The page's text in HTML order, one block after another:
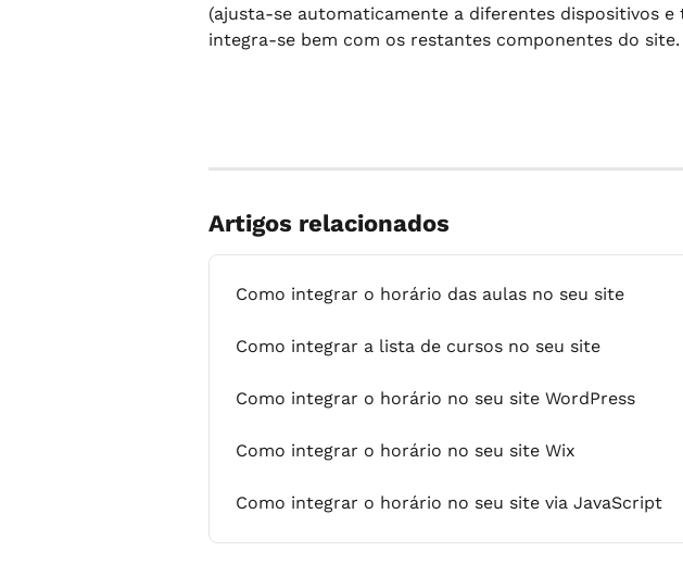
(ajusta-se automaticamente a diferentes dispositivos e
integra-se bem com os restantes componentes do site.
Artigos relacionados
Como integrar o horário das aulas no seu site
Como integrar a lista de cursos no seu site
Como integrar o horário no seu site WordPress
Como integrar o horário no seu site Wix
Como integrar o horário no seu site via JavaScript